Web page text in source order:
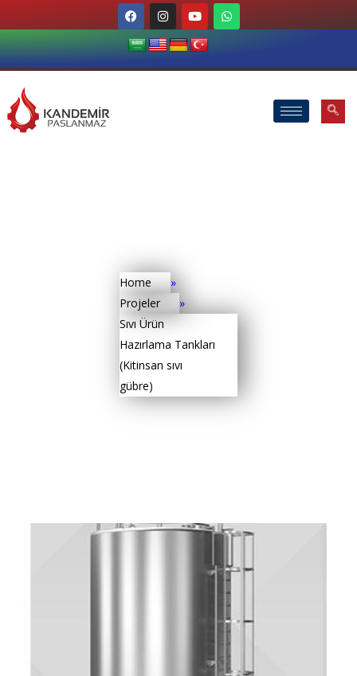
Home
»
Projeler
»
Sıvı Ürün
Hazırlama Tankları
(Kitinsan sıvı
gübre)